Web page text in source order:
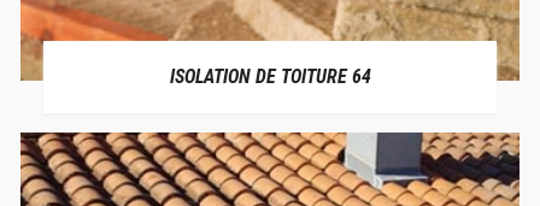
ISOLATION DE TOITURE 64